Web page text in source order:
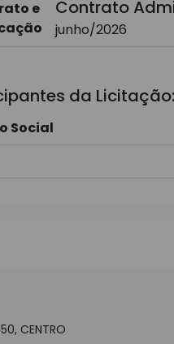
e
Contrato
junho/2026
da Licitação:
Social
CENTRO